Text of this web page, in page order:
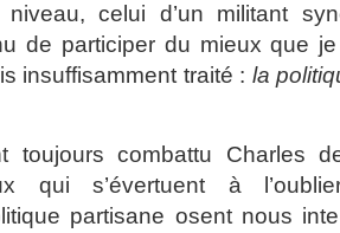
celui d’un militant
de participer du mieux que je
insuffisamment traité : la
toujours combattu Charles
qui s’évertuent à
partisane osent nous